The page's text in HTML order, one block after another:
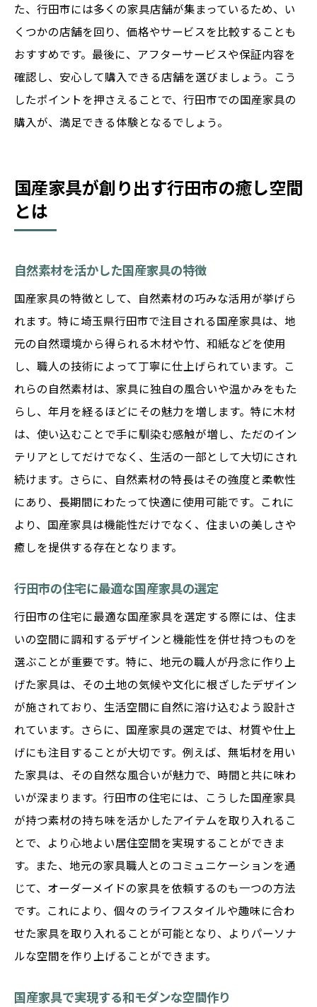
た、行田市には多くの家具店舗が集まっているため、い
くつかの店舗を回り、価格やサービスを比較することも
おすすめです。最後に、アフターサービスや保証内容を
確認し、安心して購入できる店舗を選びましょう。こう
したポイントを押さえることで、行田市での国産家具の
購入が、満足できる体験となるでしょう。
国産家具が創り出す行田市の癒し空間
とは
自然素材を活かした国産家具の特徴
国産家具の特徴として、自然素材の巧みな活用が挙げら
れます。特に埼玉県行田市で注目される国産家具は、地
元の自然環境から得られる木材や竹、和紙などを使用
し、職人の技術によって丁寧に仕上げられています。こ
れらの自然素材は、家具に独自の風合いや温かみをもた
らし、年月を経るほどにその魅力を増します。特に木材
は、使い込むことで手に馴染む感触が増し、ただのイン
テリアとしてだけでなく、生活の一部として大切にされ
続けます。さらに、自然素材の特長はその強度と柔軟性
にあり、長期間にわたって快適に使用可能です。これに
より、国産家具は機能性だけでなく、住まいの美しさや
癒しを提供する存在となります。
行田市の住宅に最適な国産家具の選定
行田市の住宅に最適な国産家具を選定する際には、住ま
いの空間に調和するデザインと機能性を併せ持つものを
選ぶことが重要です。特に、地元の職人が丹念に作り上
げた家具は、その土地の気候や文化に根ざしたデザイン
が施されており、生活空間に自然に溶け込むよう設計さ
れています。さらに、国産家具の選定では、材質や仕上
げにも注目することが大切です。例えば、無垢材を用い
た家具は、その自然な風合いが魅力で、時間と共に味わ
いが深まります。行田市の住宅には、こうした国産家具
が持つ素材の持ち味を活かしたアイテムを取り入れるこ
とで、より心地よい居住空間を実現することができま
す。また、地元の家具職人とのコミュニケーションを通
じて、オーダーメイドの家具を依頼するのも一つの方法
です。これにより、個々のライフスタイルや趣味に合わ
せた家具を取り入れることが可能となり、よりパーソナ
ルな空間を作り上げることができます。
国産家具で実現する和モダンな空間作り